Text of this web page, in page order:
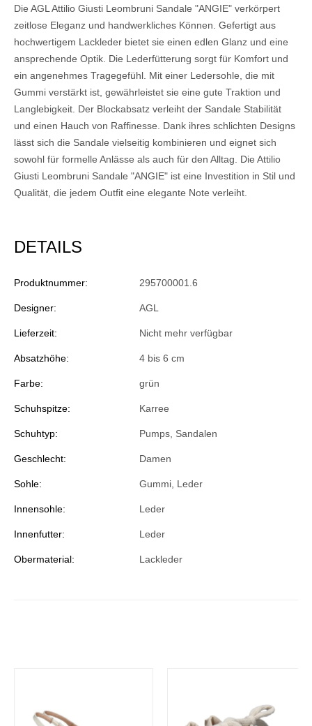
Die AGL Attilio Giusti Leombruni Sandale "ANGIE" verkörpert
zeitlose Eleganz und handwerkliches Können. Gefertigt aus
hochwertigem Lackleder bietet sie einen edlen Glanz und eine
ansprechende Optik. Die Lederfütterung sorgt für Komfort und
ein angenehmes Tragegefühl. Mit einer Ledersohle, die mit
Gummi verstärkt ist, gewährleistet sie eine gute Traktion und
Langlebigkeit. Der Blockabsatz verleiht der Sandale Stabilität
und einen Hauch von Raffinesse. Dank ihres schlichten Designs
lässt sich die Sandale vielseitig kombinieren und eignet sich
sowohl für formelle Anlässe als auch für den Alltag. Die Attilio
Giusti Leombruni Sandale "ANGIE" ist eine Investition in Stil und
Qualität, die jedem Outfit eine elegante Note verleiht.
DETAILS
Produktnummer: 295700001.6
Designer: AGL
Lieferzeit: Nicht mehr verfügbar
Absatzhöhe: 4 bis 6 cm
Farbe: grün
Schuhspitze: Karree
Schuhtyp: Pumps , Sandalen
Geschlecht: Damen
Sohle: Gummi, Leder
Innensohle: Leder
Innenfutter: Leder
Obermaterial: Lackleder